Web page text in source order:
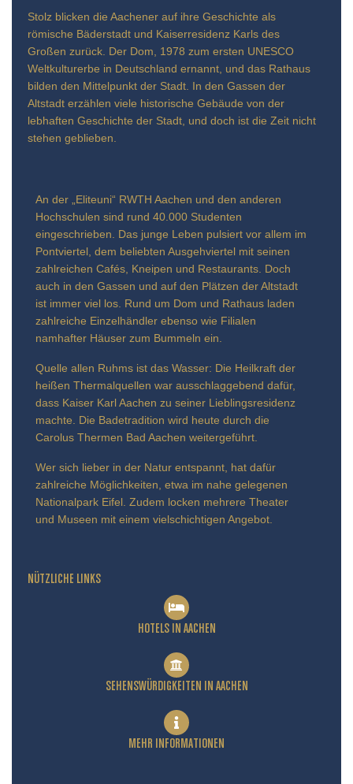
Stolz blicken die Aachener auf ihre Geschichte als
römische Bäderstadt und Kaiserresidenz Karls des
Großen zurück. Der Dom, 1978 zum ersten UNESCO
Weltkulturerbe in Deutschland ernannt, und das Rathaus
bilden den Mittelpunkt der Stadt. In den Gassen der
Altstadt erzählen viele historische Gebäude von der
lebhaften Geschichte der Stadt, und doch ist die Zeit nicht
stehen geblieben.
An der „Eliteuni“ RWTH Aachen und den anderen
Hochschulen sind rund 40.000 Studenten
eingeschrieben. Das junge Leben pulsiert vor allem im
Pontviertel, dem beliebten Ausgehviertel mit seinen
zahlreichen Cafés, Kneipen und Restaurants. Doch
auch in den Gassen und auf den Plätzen der Altstadt
ist immer viel los. Rund um Dom und Rathaus laden
zahlreiche Einzelhändler ebenso wie Filialen
namhafter Häuser zum Bummeln ein.
Quelle allen Ruhms ist das Wasser: Die Heilkraft der
heißen Thermalquellen war ausschlaggebend dafür,
dass Kaiser Karl Aachen zu seiner Lieblingsresidenz
machte. Die Badetradition wird heute durch die
Carolus Thermen Bad Aachen weitergeführt.
Wer sich lieber in der Natur entspannt, hat dafür
zahlreiche Möglichkeiten, etwa im nahe gelegenen
Nationalpark Eifel. Zudem locken mehrere Theater
und Museen mit einem vielschichtigen Angebot.
NÜTZLICHE LINKS
HOTELS IN AACHEN
SEHENSWÜRDIGKEITEN IN AACHEN
MEHR INFORMATIONEN